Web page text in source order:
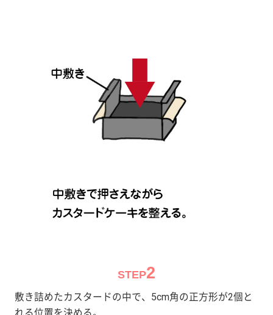
STEP2
敷き詰めたカスタードの中で、5cm角の正方形が2個と